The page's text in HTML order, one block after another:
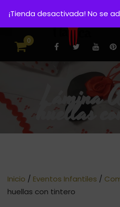
0
Lámina
huellas
Inicio / Eventos Infantiles /
huellas con tintero
¡Tienda desactivada! No se